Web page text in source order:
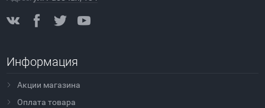
Информация
Акции магазина
Оплата товара